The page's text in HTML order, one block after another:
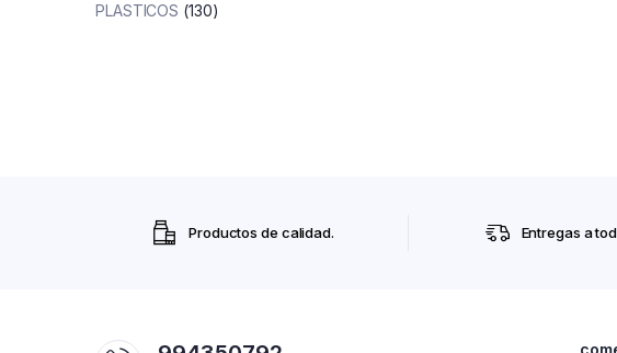
PLASTICOS (130)
Productos de calidad. Entregas a